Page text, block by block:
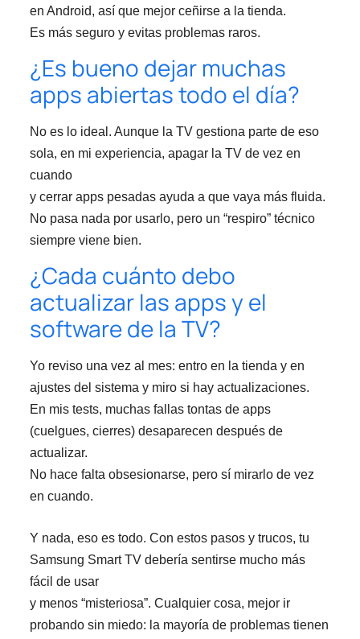
en Android, así que mejor ceñirse a la tienda.
Es más seguro y evitas problemas raros.
¿Es bueno dejar muchas
apps abiertas todo el día?
No es lo ideal. Aunque la TV gestiona parte de eso
sola, en mi experiencia, apagar la TV de vez en
cuando
y cerrar apps pesadas ayuda a que vaya más fluida.
No pasa nada por usarlo, pero un “respiro” técnico
siempre viene bien.
¿Cada cuánto debo
actualizar las apps y el
software de la TV?
Yo reviso una vez al mes: entro en la tienda y en
ajustes del sistema y miro si hay actualizaciones.
En mis tests, muchas fallas tontas de apps
(cuelgues, cierres) desaparecen después de
actualizar.
No hace falta obsesionarse, pero sí mirarlo de vez
en cuando.
Y nada, eso es todo. Con estos pasos y trucos, tu
Samsung Smart TV debería sentirse mucho más
fácil de usar
y menos “misteriosa”. Cualquier cosa, mejor ir
probando sin miedo: la mayoría de problemas tienen